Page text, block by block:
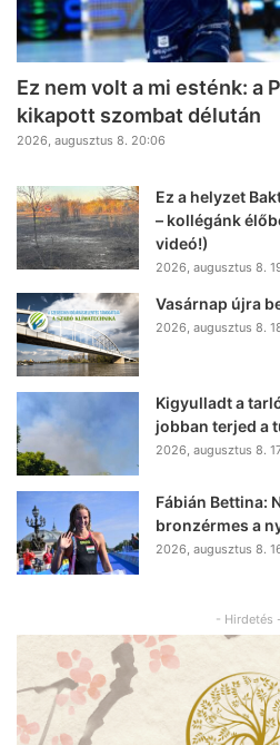
Ez nem volt a mi esténk: a
kikapott szombat délután
2026, augusztus 8. 20:06
Ez a helyzet
– kollégánk
videó!)
2026, augusztus 8.
Vasárnap újra
2026, augusztus 8.
Kigyulladt a
jobban terjed a
2026, augusztus 8.
Fábián Bettina:
bronzérmes a
2026, augusztus 8.
- Hirdetés -